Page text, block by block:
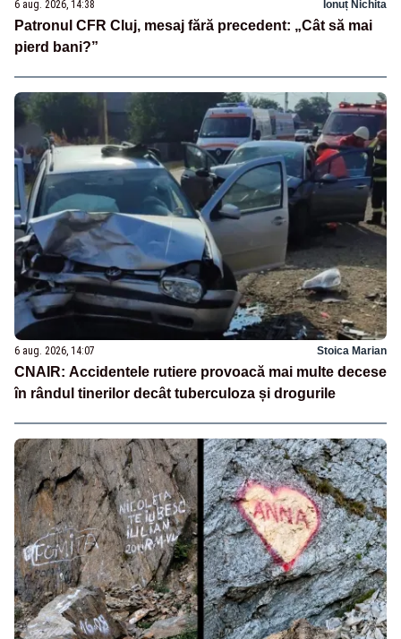
6 aug. 2026, 14:38 Ionuț Nichita
Patronul CFR Cluj, mesaj fără precedent: „Cât să mai
pierd bani?”
6 aug. 2026, 14:07 Stoica Marian
CNAIR: Accidentele rutiere provoacă mai multe decese
în rândul tinerilor decât tuberculoza și drogurile